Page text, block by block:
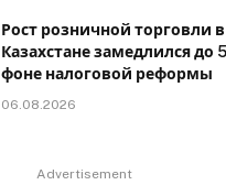
Рост розничной торговли в
Казахстане замедлился до
фоне налоговой реформы
06.08.2026
Advertisement